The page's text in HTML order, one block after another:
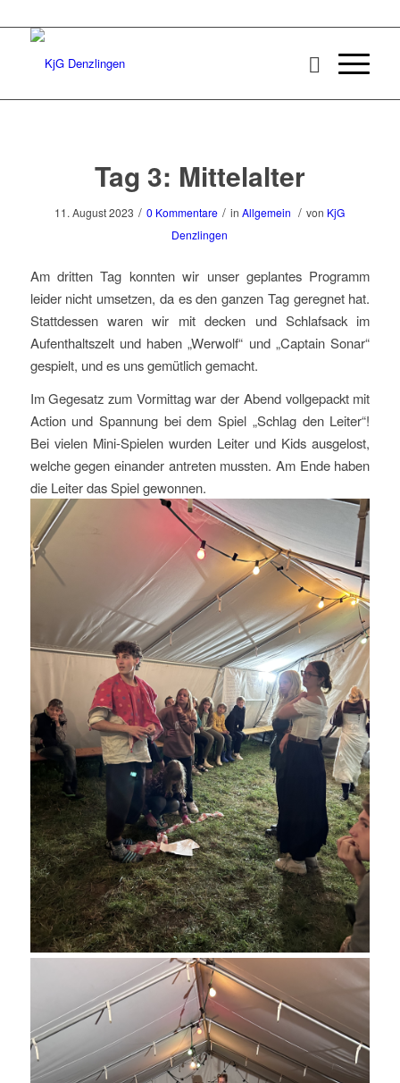
Tag 3: Mittelalter
11. August 2023 / 0 Kommentare / inAllgemein / von KjG
Denzlingen
Am dritten Tag konnten wir unser geplantes Programm
leider nicht umsetzen, da es den ganzen Tag geregnet hat.
Stattdessen waren wir mit decken und Schlafsack im
Aufenthaltszelt und haben „Werwolf“ und „Captain Sonar“
gespielt, und es uns gemütlich gemacht.
Im Gegesatz zum Vormittag war der Abend vollgepackt mit
Action und Spannung bei dem Spiel „Schlag den Leiter“!
Bei vielen Mini-Spielen wurden Leiter und Kids ausgelost,
welche gegen einander antreten mussten. Am Ende haben
die Leiter das Spiel gewonnen.